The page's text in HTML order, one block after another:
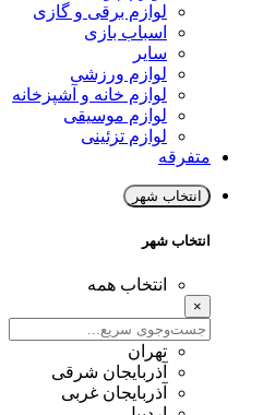
لوازم برقی و گازی
اسباب بازی
سایر
لوازم ورزشی
لوازم خانه و آشپزخانه
لوازم موسیقی
لوازم تزئینی
متفرقه
انتخاب شهر
انتخاب شهر
انتخاب همه
×
تهران
آذربایجان شرقی
آذربایجان غربی